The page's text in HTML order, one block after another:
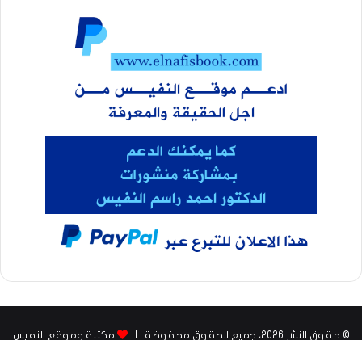
© حقوق النشر 2026، جميع الحقوق محفوظة | مكتبة وموقع النفيس